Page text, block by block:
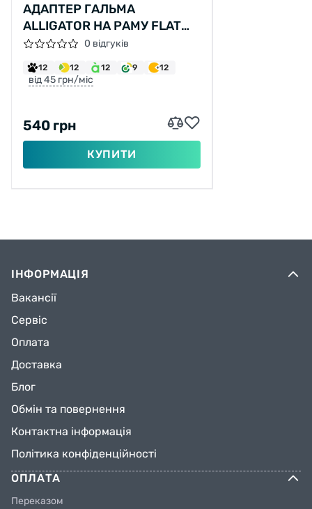
АДАПТЕР ГАЛЬМА
ALLIGATOR НА РАМУ FLAT
MOUNT У PM 160 ММ
0 відгуків
12 12 12 9 12
від 45 грн/міс
540 грн
КУПИТИ
ІНФОРМАЦІЯ
Вакансії
Сервіс
Оплата
Доставка
Блог
Обмін та повернення
Контактна інформація
Політика конфіденційності
ОПЛАТА
Переказом